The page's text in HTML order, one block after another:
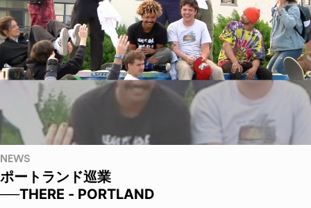
NEWS
ポートランド巡業
──THERE - PORTLAND